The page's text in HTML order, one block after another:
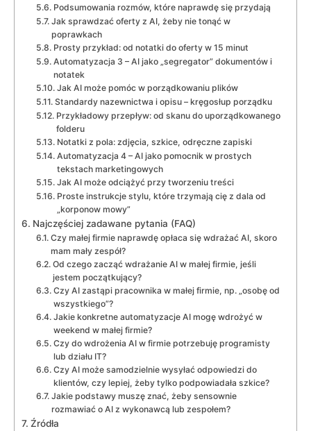
Podsumowania rozmów, które naprawdę się przydają
Jak sprawdzać oferty z AI, żeby nie tonąć w
poprawkach
Prosty przykład: od notatki do oferty w 15 minut
Automatyzacja 3 – AI jako „segregator” dokumentów i
notatek
Jak AI może pomóc w porządkowaniu plików
Standardy nazewnictwa i opisu – kręgosłup porządku
Przykładowy przepływ: od skanu do uporządkowanego
folderu
Notatki z pola: zdjęcia, szkice, odręczne zapiski
Automatyzacja 4 – AI jako pomocnik w prostych
tekstach marketingowych
Jak AI może odciążyć przy tworzeniu treści
Proste instrukcje stylu, które trzymają cię z dala od
„korponow mowy”
Najczęściej zadawane pytania (FAQ)
Czy małej firmie naprawdę opłaca się wdrażać AI, skoro
mam mały zespół?
Od czego zacząć wdrażanie AI w małej firmie, jeśli
jestem początkujący?
Czy AI zastąpi pracownika w małej firmie, np. „osobę od
wszystkiego”?
Jakie konkretne automatyzacje AI mogę wdrożyć w
weekend w małej firmie?
Czy do wdrożenia AI w firmie potrzebuję programisty
lub działu IT?
Czy AI może samodzielnie wysyłać odpowiedzi do
klientów, czy lepiej, żeby tylko podpowiadała szkice?
Jakie podstawy muszę znać, żeby sensownie
rozmawiać o AI z wykonawcą lub zespołem?
Źródła